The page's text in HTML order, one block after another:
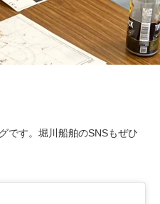
です。堀川船舶のSNSもぜひ